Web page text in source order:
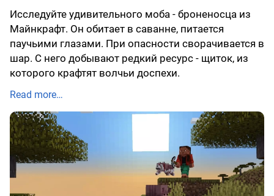
Исследуйте удивительного моба - броненосца из
Майнкрафт. Он обитает в саванне, питается
паучьими глазами. При опасности сворачивается в
шар. С него добывают редкий ресурс - щиток, из
которого крафтят волчьи доспехи.
Read more…